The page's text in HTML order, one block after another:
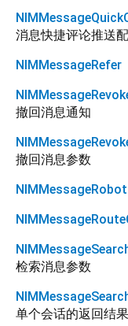
消息快捷评论推送
NIMMessageRefer
撤回消息通知
撤回消息参数
检索消息参数
单个会话的返回结果